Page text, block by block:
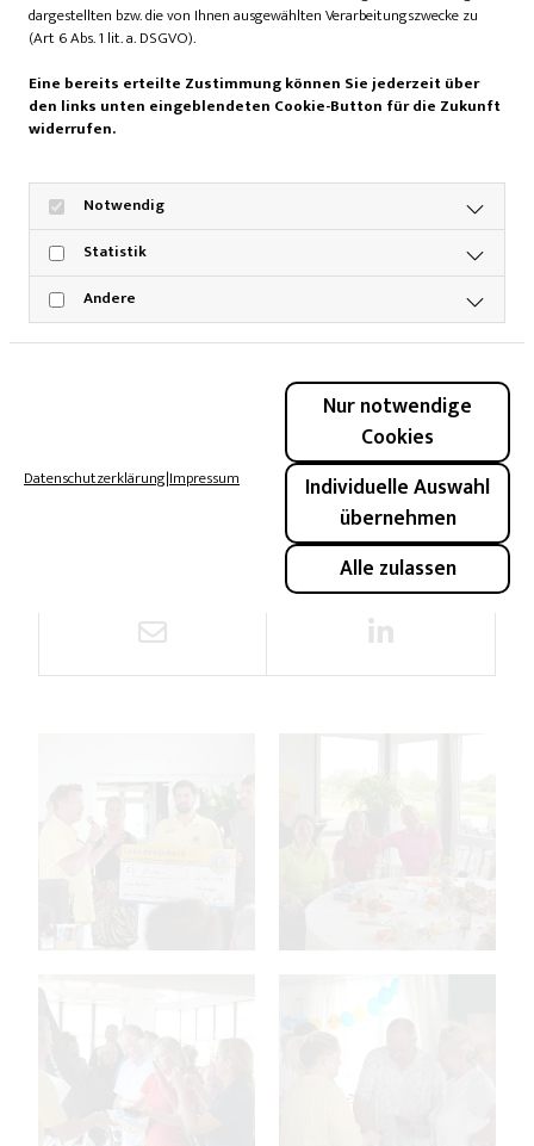
Menschen bewegt und dass jeder Beitrag zählt. Der Verein
berührt, begeistert und gezeigt, wie viel Kraft kleine Gesten
entfalten können. Dieses Turnier war kein Abschluss,
sondern ein Aufschlag für mehr: mehr Gemeinschaft, mehr
Roksana Leonetti
Gesamtverantwortliche nobilis und
Redakteurin
dargestellten bzw. die von Ihnen ausgewählten Verarbeitungszwecke zu
(Art 6 Abs. 1 lit. a. DSGVO).
Eine bereits erteilte Zustimmung können Sie jederzeit über
den links unten eingeblendeten Cookie-Button für die Zukunft
widerrufen.
Notwendig
Statistik
Andere
Datenschutzerklärung|Impressum
Nur notwendige
Cookies
Individuelle Auswahl
übernehmen
Alle zulassen